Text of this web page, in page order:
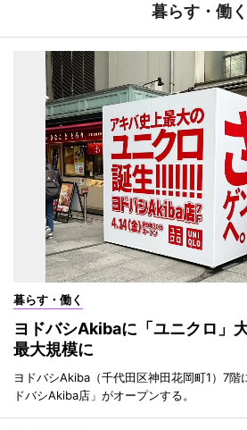
暮らす・働く
暮らす・働く
ヨドバシAkibaに「ユニクロ」
最大規模に
ヨドバシAkiba（千代田区神田花岡町1）7階
ドバシAkiba店」がオープンする。